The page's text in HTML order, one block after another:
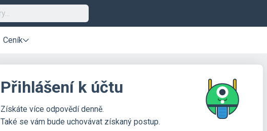
Ceník
Přihlášení k účtu
Získáte více odpovědí denně.
Také se vám bude uchovávat získaný postup.